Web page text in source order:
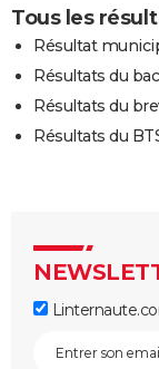
Tous les
Résultat
Résultats du
Résultats du
Résultats du